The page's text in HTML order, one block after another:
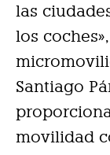
las
los
Santiago
movilidad